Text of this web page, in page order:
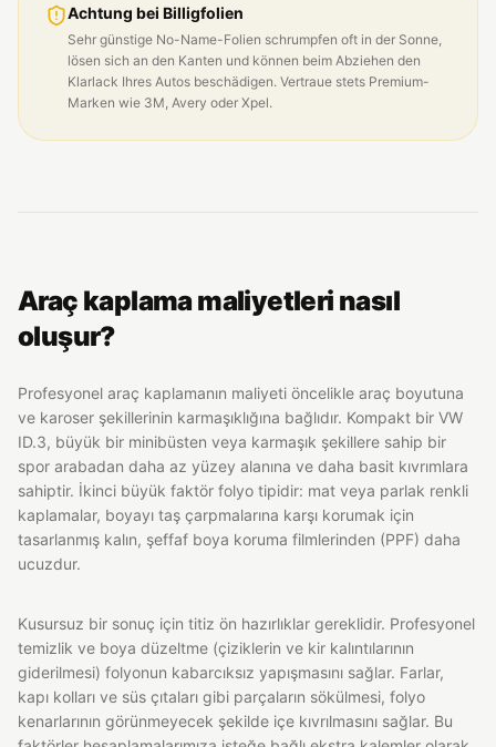
Achtung bei Billigfolien
Sehr günstige No-Name-Folien schrumpfen oft in der Sonne,
lösen sich an den Kanten und können beim Abziehen den
Klarlack Ihres Autos beschädigen. Vertraue stets Premium-
Marken wie 3M, Avery oder Xpel.
Araç kaplama maliyetleri nasıl
oluşur?
Profesyonel araç kaplamanın maliyeti öncelikle araç boyutuna
ve karoser şekillerinin karmaşıklığına bağlıdır. Kompakt bir VW
ID.3, büyük bir minibüsten veya karmaşık şekillere sahip bir
spor arabadan daha az yüzey alanına ve daha basit kıvrımlara
sahiptir. İkinci büyük faktör folyo tipidir: mat veya parlak renkli
kaplamalar, boyayı taş çarpmalarına karşı korumak için
tasarlanmış kalın, şeffaf boya koruma filmlerinden (PPF) daha
ucuzdur.
Kusursuz bir sonuç için titiz ön hazırlıklar gereklidir. Profesyonel
temizlik ve boya düzeltme (çiziklerin ve kir kalıntılarının
giderilmesi) folyonun kabarcıksız yapışmasını sağlar. Farlar,
kapı kolları ve süs çıtaları gibi parçaların sökülmesi, folyo
kenarlarının görünmeyecek şekilde içe kıvrılmasını sağlar. Bu